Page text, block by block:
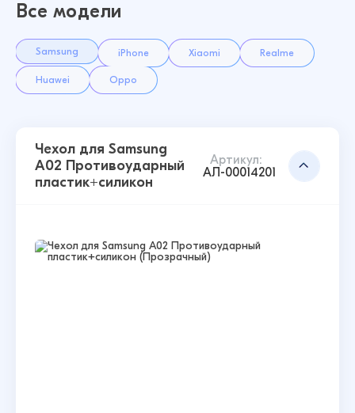
Все модели
Samsung iPhone Xiaomi Realme
Huawei Oppo
Чехол для Samsung
A02 Противоударный
пластик+силикон
Артикул:
АЛ-00014201